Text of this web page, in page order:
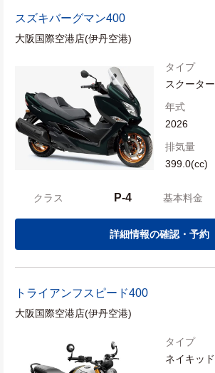
スズキバーグマン400
大阪国際空港店(伊丹空港)
タイプ
スクーター
年式
2026
排気量
399.0(cc)
クラス P-4 基本料金
詳細情報の確認・予約
トライアンフ スピード400
大阪国際空港店(伊丹空港)
タイプ
ネイキッド